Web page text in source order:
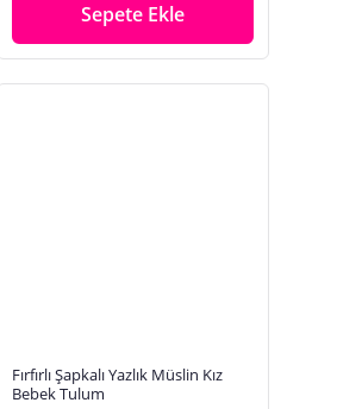
Sepete Ekle
Fırfırlı Şapkalı Yazlık Müslin Kız
Bebek Tulum